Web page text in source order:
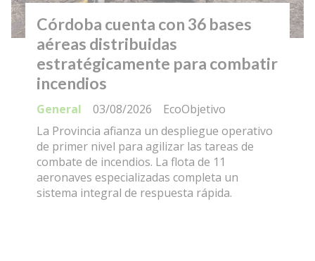
Córdoba cuenta con 36 bases
aéreas distribuidas
estratégicamente para combatir
incendios
EcoObjetivo
General
03/08/2026
La Provincia afianza un despliegue operativo
de primer nivel para agilizar las tareas de
combate de incendios. La flota de 11
aeronaves especializadas completa un
sistema integral de respuesta rápida.